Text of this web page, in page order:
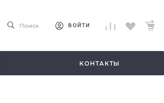
Поиск ВОЙТИ
КОНТАКТЫ